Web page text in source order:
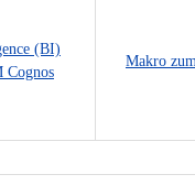
(BI)
Cognos
Makro